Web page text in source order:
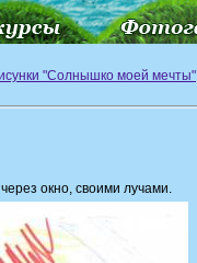
"Солнышко моей мечты"
окно, своими лучами.